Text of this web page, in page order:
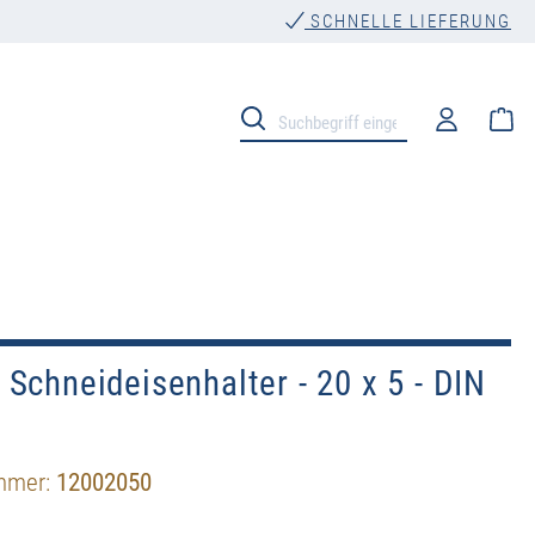
SCHNELLE LIEFERUNG
Schneideisenhalter - 20 x 5 - DIN
12002050